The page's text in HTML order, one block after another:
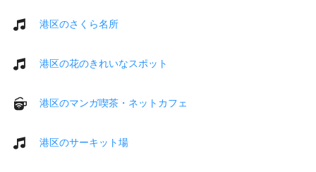
港区のさくら名所
港区の花のきれいなスポット
港区のマンガ喫茶・ネットカフェ
港区のサーキット場